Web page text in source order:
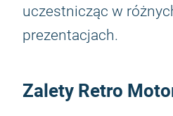
uczestnicząc w
prezentacjach.
Zalety Retro